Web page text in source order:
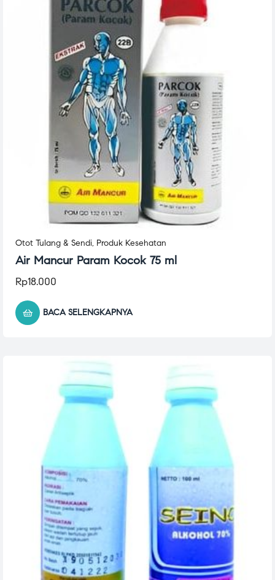
Otot Tulang & Sendi, Produk Kesehatan
Air Mancur Param Kocok 75 ml
Rp18.000
BACA SELENGKAPNYA